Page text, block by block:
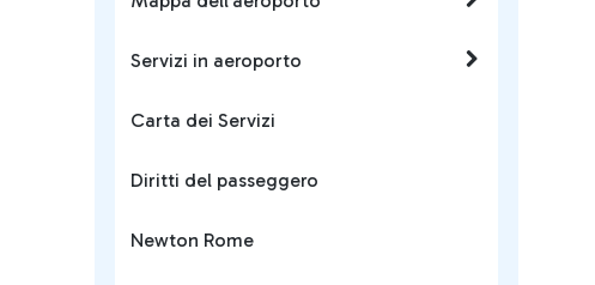
Servizi in aeroporto
Carta dei Servizi
Diritti del passeggero
Newton Rome